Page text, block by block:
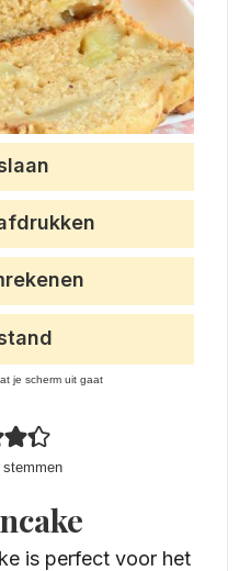
stemmen
je scherm uit gaat
is perfect voor het